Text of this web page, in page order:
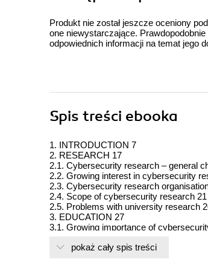
Produkt nie został jeszcze oceniony
one niewystarczające.
odpowiednich informacji na temat jego
Spis treści ebooka
1. INTRODUCTION 7
2. RESEARCH 17
2.1. Cybersecurity research – general
2.2. Growing interest in cybersecurity
2.3. Cybersecurity research
2.4. Scope of cybersecurity research 21
2.5. Problems with university research
3. EDUCATION 27
3.1. Growing importance of
3.3. Forms of cybersecurity education
pokaż cały spis treści